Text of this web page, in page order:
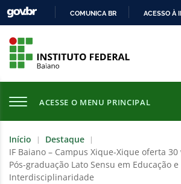
COMUNICA BR ACESSO À
ACESSE O MENU PRINCIPAL
Início | Destaque |
IF Baiano – Campus Xique-Xique oferta
Pós-graduação Lato Sensu em Educação e
Interdisciplinaridade